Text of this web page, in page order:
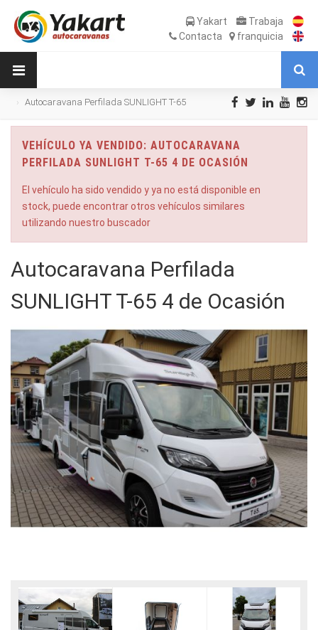
Yakart
Trabaja
Contacta
franquicia
Autocaravana Perfilada SUNLIGHT T-65
VEHÍCULO YA VENDIDO: AUTOCARAVANA
PERFILADA SUNLIGHT T-65 4 DE OCASIÓN
El vehículo ha sido vendido y ya no está disponible en
stock, puede encontrar otros vehículos similares
utilizando nuestro buscador
Autocaravana Perfilada
SUNLIGHT T-65 4 de Ocasión